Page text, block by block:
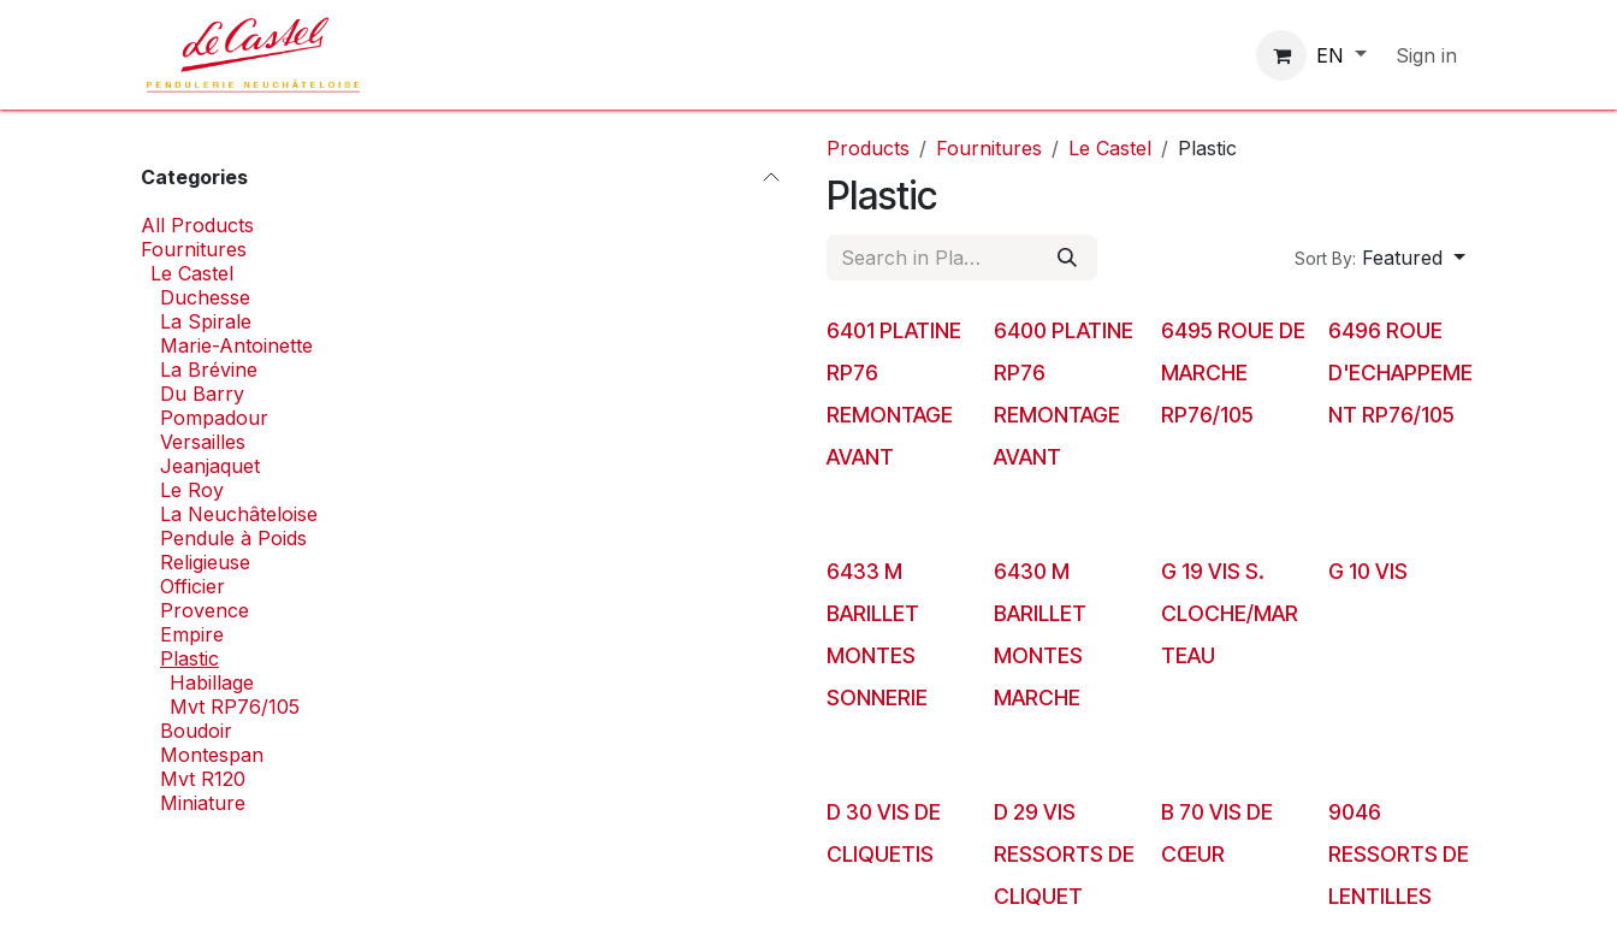
EN Sign in
Categories
All Products
Fournitures
Le Castel
Duchesse
La Spirale
Marie-Antoinette
La Brévine
Du Barry
Pompadour
Versailles
Jeanjaquet
Le Roy
La Neuchâteloise
Pendule à Poids
Religieuse
Officier
Provence
Empire
Plastic
Habillage
Mvt RP76/105
Boudoir
Montespan
Mvt R120
Miniature
Products Fournitures Le Castel Plastic
Plastic
Sort By: Featured
6401 PLATINE
RP76
REMONTAGE
AVANT
6400 PLATINE
RP76
REMONTAGE
AVANT
6495 ROUE DE
MARCHE
RP76/105
6496 ROUE
D'ECHAPPEME
NT RP76/105
6433 M
BARILLET
MONTES
SONNERIE
6430 M
BARILLET
MONTES
MARCHE
G 19 VIS S.
CLOCHE/MAR
TEAU
G 10 VIS
D 30 VIS DE
CLIQUETIS
D 29 VIS
RESSORTS DE
CLIQUET
B 70 VIS DE
CŒUR
9046
RESSORTS DE
LENTILLES